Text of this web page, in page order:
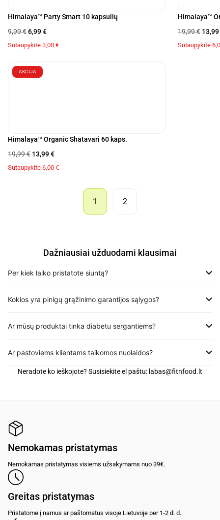
Himalaya™ Party Smart 10 kapsulių
9,99€6,99€
Sutaupykite 3,00 €
Himalaya™
19,99€ 13,99
Sutaupykite
AKCIJA
Himalaya™ Organic Shatavari 60 kaps.
19,99€ 13,99€
Sutaupykite 6,00 €
1 2
Dažniausiai užduodami klausimai
Per kiek laiko pristatote siuntą?
Kokios yra pinigų grąžinimo garantijos sąlygos?
Ar mūsų produktai tinka diabetu sergantiems?
Ar pastoviems klientams taikomos nuolaidos?
Neradote ko ieškojote? Susisiekite el paštu: labas@fitnfood.lt
Nemokamas pristatymas
Nemokamas pristatymas visiems užsakymams nuo 39€.
Greitas pristatymas
Pristatome į namus ar paštomatus visoje Lietuvoje per 1-2 d. d.